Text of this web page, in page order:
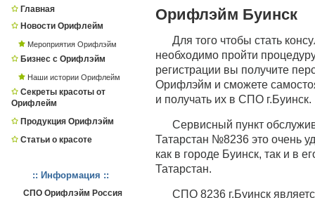
Главная
Новости Орифлейм
Мероприятия Орифлэйм
Бизнес с Орифлэйм
Наши истории Орифлейм
Секреты красоты от
Орифлейм
Продукция Орифлэйм
Статьи о красоте
:: Информация ::
СПО Орифлэйм Россия
Орифлэйм Буинск
Для того чтобы стать
необходимо пройти
регистрации вы получите
Орифлэйм и сможете
и получать их в СПО г.Буинск.
Сервисный пункт
Татарстан №8236 это очень
как в городе Буинск, так и в
Татарстан.
СПО 8236 г.Буинск